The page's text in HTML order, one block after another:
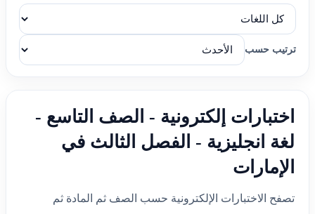
ترتيب حسب
اختبارات إلكترونية - الصف التاسع -
لغة انجليزية - الفصل الثالث في
الإمارات
تصفح الاختبارات الإلكترونية حسب الصف ثم المادة ثم